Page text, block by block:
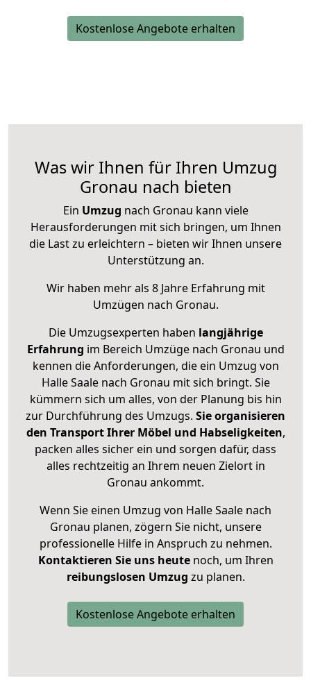
Kostenlose Angebote erhalten
Was wir Ihnen für Ihren Umzug
Gronau nach bieten
Ein Umzug nach Gronau kann viele
Herausforderungen mit sich bringen, um Ihnen
die Last zu erleichtern – bieten wir Ihnen unsere
Unterstützung an.
Wir haben mehr als 8 Jahre Erfahrung mit
Umzügen nach Gronau.
Die Umzugsexperten haben langjährige
Erfahrung im Bereich Umzüge nach Gronau und
kennen die Anforderungen, die ein Umzug von
Halle Saale nach Gronau mit sich bringt. Sie
kümmern sich um alles, von der Planung bis hin
zur Durchführung des Umzugs. Sie organisieren
den Transport Ihrer Möbel und Habseligkeiten,
packen alles sicher ein und sorgen dafür, dass
alles rechtzeitig an Ihrem neuen Zielort in
Gronau ankommt.
Wenn Sie einen Umzug von Halle Saale nach
Gronau planen, zögern Sie nicht, unsere
professionelle Hilfe in Anspruch zu nehmen.
Kontaktieren Sie uns heutenoch, um Ihren
reibungslosen Umzug zu planen.
Kostenlose Angebote erhalten